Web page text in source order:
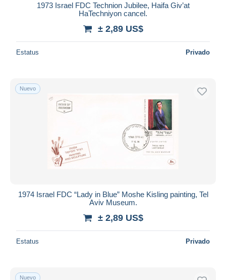
1973 Israel FDC Technion Jubilee, Haifa Giv’at
HaTechniyon cancel.
± 2,89 US$
Estatus Privado
Nuevo
1974 Israel FDC “Lady in Blue” Moshe Kisling painting, Tel
Aviv Museum.
± 2,89 US$
Estatus Privado
Nuevo